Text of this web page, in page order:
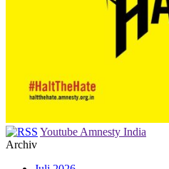
Youtube Amnesty India
Archiv